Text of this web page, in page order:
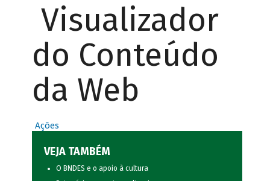
Visualizador
do Conteúdo
da Web
Ações
VEJA TAMBÉM
O BNDES e o apoio à cultura